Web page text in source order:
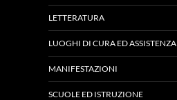
LETTERATURA
LUOGHI DI CURA ED ASSISTENZA
MANIFESTAZIONI
SCUOLE ED ISTRUZIONE